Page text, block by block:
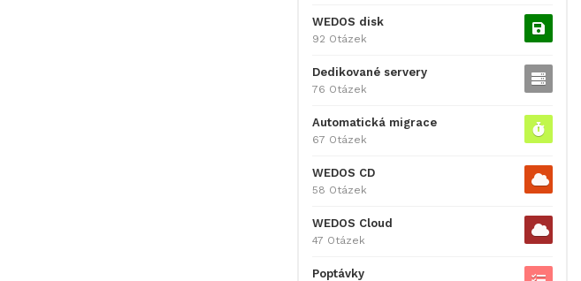
WEDOS disk
92 Otázek
Dedikované servery
76 Otázek
Automatická migrace
67 Otázek
WEDOS CD
58 Otázek
WEDOS Cloud
47 Otázek
Poptávky